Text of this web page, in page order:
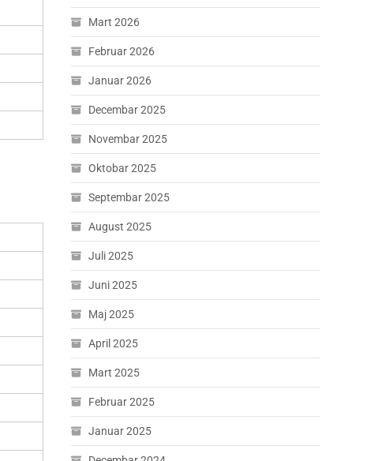
Mart 2026
Februar 2026
Januar 2026
Decembar 2025
Novembar 2025
Oktobar 2025
Septembar 2025
August 2025
Juli 2025
Juni 2025
Maj 2025
April 2025
Mart 2025
Februar 2025
Januar 2025